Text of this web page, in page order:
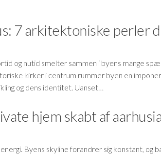
7 arkitektoniske perler
og nutid smelter sammen i byens mange
kirker i centrum rummer byen en
og dens identitet. Uanset…
hjem skabt af
Byens skyline forandrer sig konstant, og